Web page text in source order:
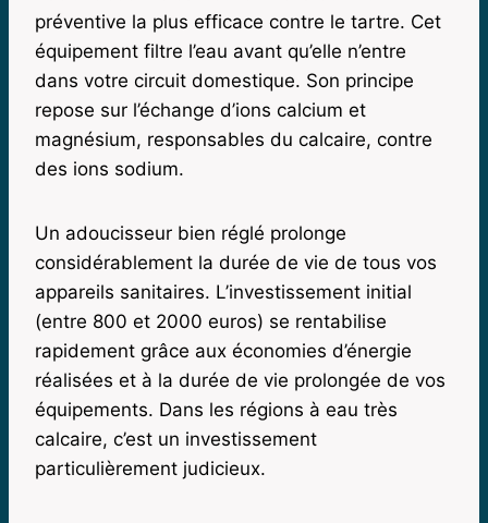
préventive la plus efficace contre le tartre. Cet
équipement filtre l’eau avant qu’elle n’entre
dans votre circuit domestique. Son principe
repose sur l’échange d’ions calcium et
magnésium, responsables du calcaire, contre
des ions sodium.
Un adoucisseur bien réglé prolonge
considérablement la durée de vie de tous vos
appareils sanitaires. L’investissement initial
(entre 800 et 2000 euros) se rentabilise
rapidement grâce aux économies d’énergie
réalisées et à la durée de vie prolongée de vos
équipements. Dans les régions à eau très
calcaire, c’est un investissement
particulièrement judicieux.